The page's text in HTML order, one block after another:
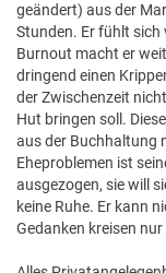
geändert) aus der
Stunden. Er fühlt
Burnout macht er
dringend einen
der Zwischenzeit
Hut bringen soll.
aus der Buchhaltung
Eheproblemen ist
ausgezogen, sie will
keine Ruhe. Er kann
Gedanken kreisen